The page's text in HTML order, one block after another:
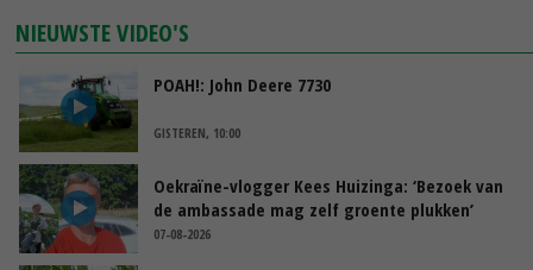
NIEUWSTE VIDEO'S
POAH!: John Deere 7730
GISTEREN, 10:00
Oekraïne-vlogger Kees Huizinga: ‘Bezoek van
de ambassade mag zelf groente plukken’
07-08-2026